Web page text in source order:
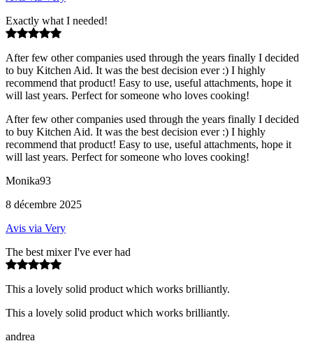
Exactly what I needed!
After few other companies used through the years finally I decided
to buy Kitchen Aid. It was the best decision ever :) I highly
recommend that product! Easy to use, useful attachments, hope it
will last years. Perfect for someone who loves cooking!
After few other companies used through the years finally I decided
to buy Kitchen Aid. It was the best decision ever :) I highly
recommend that product! Easy to use, useful attachments, hope it
will last years. Perfect for someone who loves cooking!
Monika93
8 décembre 2025
Avis via Very
The best mixer I've ever had
This a lovely solid product which works brilliantly.
This a lovely solid product which works brilliantly.
andrea